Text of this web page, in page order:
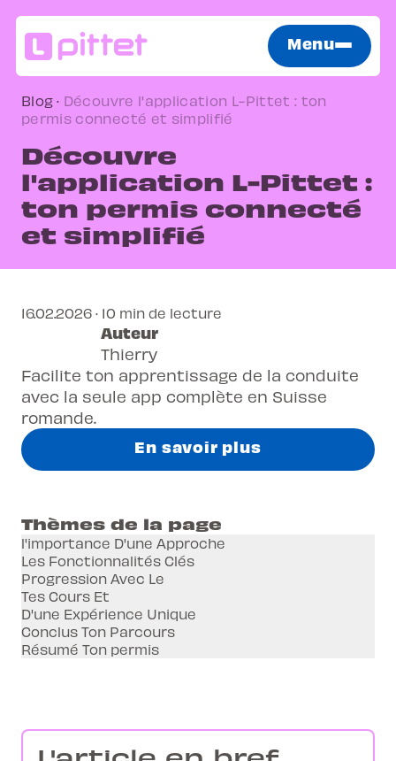
Menu
Blog · Découvre l'application L-Pittet : ton
permis connecté et simplifié
Découvre
l'application L-Pittet :
ton permis connecté
et simplifié
Facilite ton apprentissage de la conduite
avec la seule app complète en Suisse
romande.
En savoir plus
16.02.2026 · 10 min de lecture
Auteur
Thierry
Thèmes de la page
l'importance D'une Approche
Les Fonctionnalités Clés
Progression Avec Le
Tes Cours Et
D'une Expérience Unique
Conclus Ton Parcours
Résumé Ton permis